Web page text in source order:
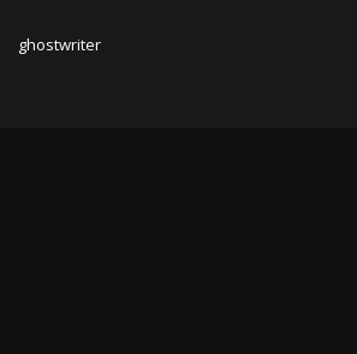
ghostwriter